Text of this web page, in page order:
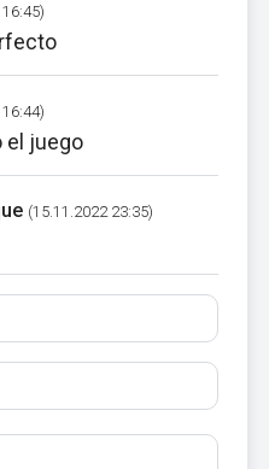
el juego
(15.11.2022 23:35)
sono consentiti.